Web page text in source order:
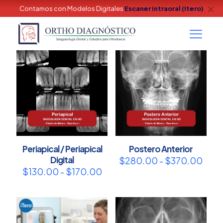
Contamos con Modelos Digitales Escaner intraoral (Itero) ✕
Periapical / Periapical
Digital
$130.00 - $170.00Rango
desde
$130.00
hasta
Postero Anterior
$280.00 - $370.00